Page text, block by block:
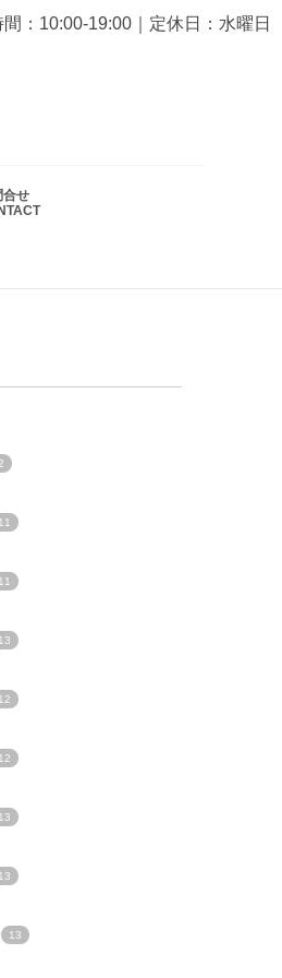
間：10:00-19:00｜定休日：水曜日
合せ
2
11
11
13
12
12
13
13
13